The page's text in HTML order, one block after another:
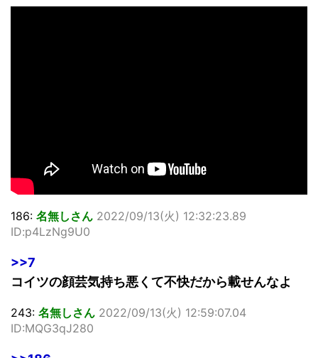
186: 名無しさん 2022/09/13(火) 12:32:23.89
ID:p4LzNg9U0
>>7
コイツの顔芸気持ち悪くて不快だから載せんなよ
243: 名無しさん 2022/09/13(火) 12:59:07.04
ID:MQG3qJ280